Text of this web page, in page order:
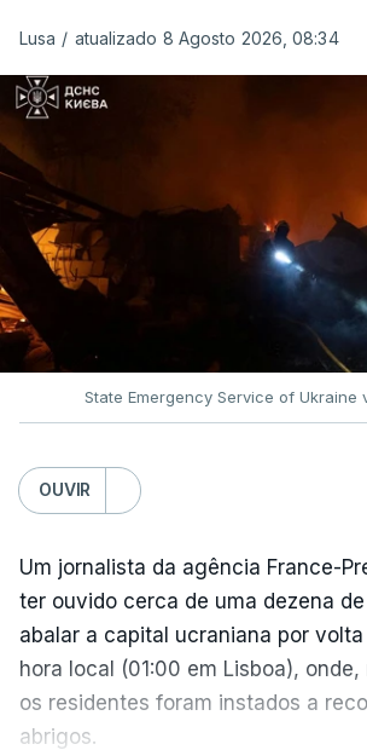
Lusa / atualizado 8 Agosto 2026, 08:34
State Emergency Service of Ukraine
OUVIR
Um jornalista da agência France-
ter ouvido cerca de uma dezena
abalar a capital ucraniana por
hora local (01:00 em Lisboa),
os residentes foram instados a
abrigos.